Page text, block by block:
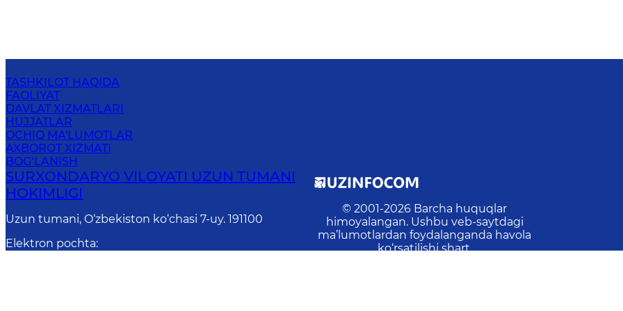
TASHKILOT HAQIDA
FAOLIYAT
DAVLAT XIZMATLARI
HUJJATLAR
OCHIQ MA'LUMOTLAR
AXBOROT XIZMATI
BOG‘LANISH
SURXONDARYO VILOYATI UZUN TUMANI
HOKIMLIGI
Uzun tumani, O‘zbekiston ko‘chasi 7-uy. 191100
Elektron pochta:
© 2001-2026 Barcha huquqlar
himoyalangan. Ushbu veb-saytdagi
ma’lumotlardan foydalanganda havola
ko‘rsatilishi shart.